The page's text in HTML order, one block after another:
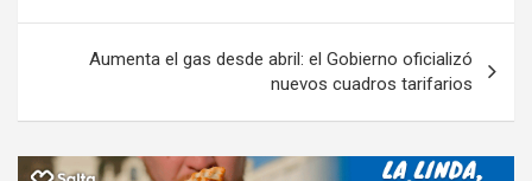
k
p
ail
tir
entradasAumenta el gas desde abril: el Gobierno oficializó
nuevos cuadros tarifarios